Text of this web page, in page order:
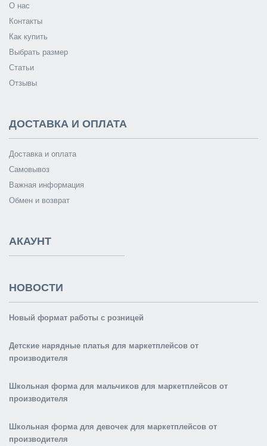
О нас
Контакты
Как купить
Выбрать размер
Статьи
Отзывы
ДОСТАВКА И ОПЛАТА
Доставка и оплата
Самовывоз
Важная информация
Обмен и возврат
АКАУНТ
НОВОСТИ
Новый формат работы с розницей
Детские нарядные платья для маркетплейсов от
производителя
Школьная форма для мальчиков для маркетплейсов от
производителя
Школьная форма для девочек для маркетплейсов от
производителя